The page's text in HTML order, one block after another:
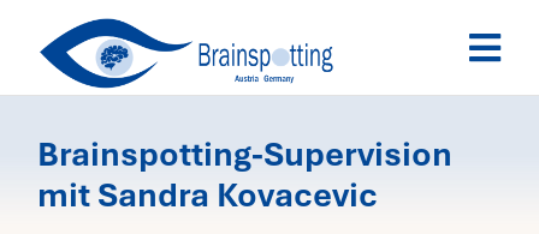
Ausbildung
Brainspotting-Supervision
mit Sandra Kovacevic